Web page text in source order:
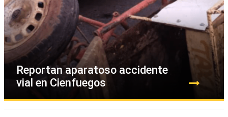
Reportan aparatoso accidente
vial en Cienfuegos